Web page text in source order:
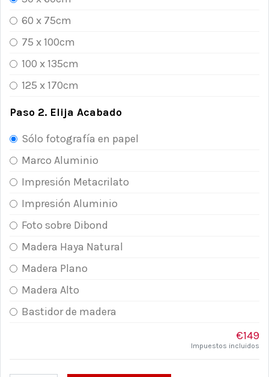
60 x 75cm
75 x 100cm
100 x 135cm
125 x 170cm
Paso 2. Elija Acabado
Sólo fotografía en papel
Marco Aluminio
Impresión Metacrilato
Impresión Aluminio
Foto sobre Dibond
Madera Haya Natural
Madera Plano
Madera Alto
Bastidor de madera
€149
Impuestos incluidos